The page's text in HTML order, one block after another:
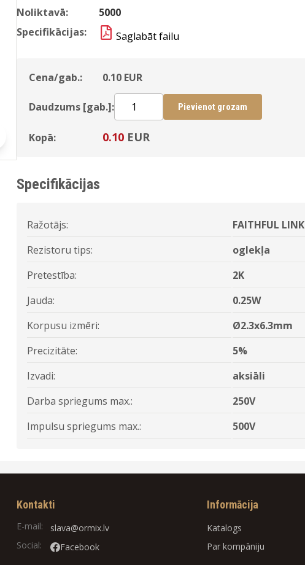
Noliktavā:
5000
Specifikācijas:
Saglabāt failu
Cena/gab.: 0.10 EUR
Daudzums [gab.]: Pievienot grozam
Kopā: 0.10 EUR
Specifikācijas
Ražotājs:
FAITHFUL LINK
Rezistoru tips:
oglekļa
Pretestība:
2K
Jauda:
0.25W
Korpusu izmēri:
Ø2.3x6.3mm
Precizitāte:
5%
Izvadi:
aksiāli
Darba spriegums max.:
250V
Impulsu spriegums max.:
500V
Kontakti
E-mail:
slava@ormix.lv
Social:
Facebook
Informācija
Katalogs
Par kompāniju